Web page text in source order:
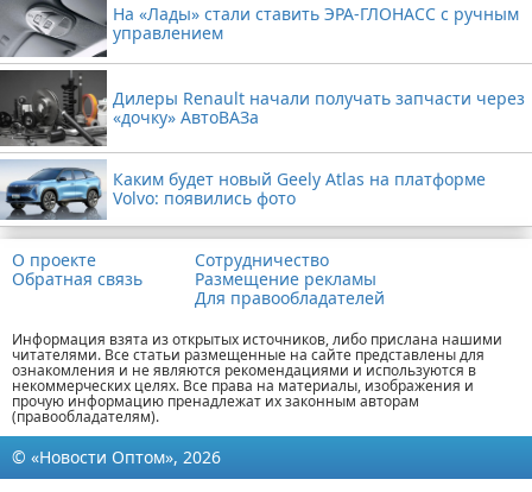
На «Лады» стали ставить ЭРА-ГЛОНАСС с ручным
управлением
Дилеры Renault начали получать запчасти через
«дочку» АвтоВАЗа
Каким будет новый Geely Atlas на платформе
Volvo: появились фото
О проекте
Обратная связь
Сотрудничество
Размещение рекламы
Для правообладателей
Информация взята из открытых источников, либо прислана нашими
читателями. Все статьи размещенные на сайте представлены для
ознакомления и не являются рекомендациями и используются в
некоммерческих целях. Все права на материалы, изображения и
прочую информацию пренадлежат их законным авторам
(правообладателям).
© «Новости Оптом», 2026